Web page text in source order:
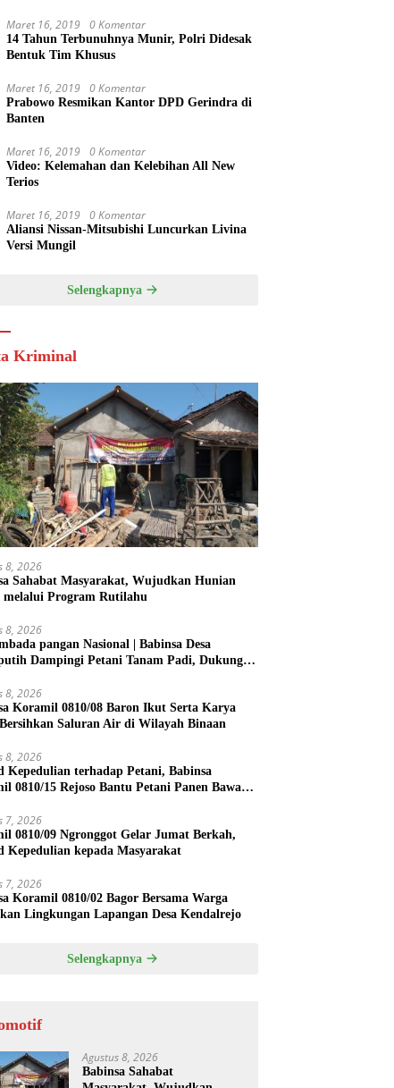
Maret 16, 2019 0 Komentar
14 Tahun Terbunuhnya Munir, Polri Didesak
Bentuk Tim Khusus
Maret 16, 2019 0 Komentar
Prabowo Resmikan Kantor DPD Gerindra di
Banten
Maret 16, 2019 0 Komentar
Video: Kelemahan dan Kelebihan All New
Terios
Maret 16, 2019 0 Komentar
Aliansi Nissan-Mitsubishi Luncurkan Livina
Versi Mungil
Selengkapnya
Kriminal
8, 2026
Sahabat Masyarakat, Wujudkan Hunian
melalui Program Rutilahu
8, 2026
pangan Nasional | Babinsa Desa
Dampingi Petani Tanam Padi, Dukung
8, 2026
Koramil 0810/08 Baron Ikut Serta Karya
Saluran Air di Wilayah Binaan
8, 2026
Kepedulian terhadap Petani, Babinsa
0810/15 Rejoso Bantu Petani Panen Bawang
7, 2026
0810/09 Ngronggot Gelar Jumat Berkah,
Kepedulian kepada Masyarakat
7, 2026
Koramil 0810/02 Bagor Bersama Warga
Lingkungan Lapangan Desa Kendalrejo
Selengkapnya
Agustus 8, 2026
Babinsa Sahabat